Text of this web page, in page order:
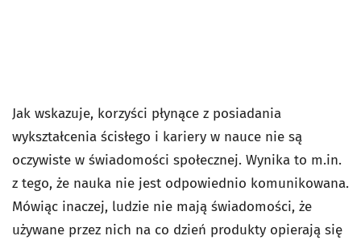
Jak wskazuje, korzyści płynące z posiadania
wykształcenia ścisłego i kariery w nauce nie są
oczywiste w świadomości społecznej. Wynika to m.in.
z tego, że nauka nie jest odpowiednio komunikowana.
Mówiąc inaczej, ludzie nie mają świadomości, że
używane przez nich na co dzień produkty opierają się